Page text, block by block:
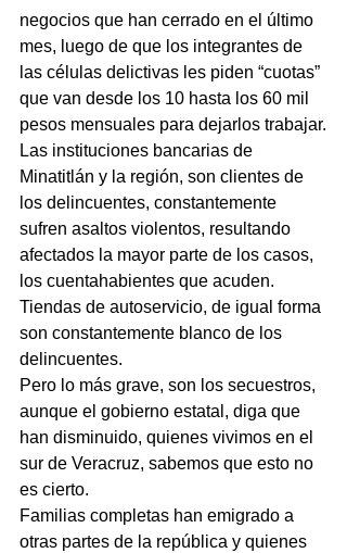
negocios que han cerrado en el último
mes, luego de que los integrantes de
las células delictivas les piden “cuotas”
que van desde los 10 hasta los 60 mil
pesos mensuales para dejarlos trabajar.
Las instituciones bancarias de
Minatitlán y la región, son clientes de
los delincuentes, constantemente
sufren asaltos violentos, resultando
afectados la mayor parte de los casos,
los cuentahabientes que acuden.
Tiendas de autoservicio, de igual forma
son constantemente blanco de los
delincuentes.
Pero lo más grave, son los secuestros,
aunque el gobierno estatal, diga que
han disminuido, quienes vivimos en el
sur de Veracruz, sabemos que esto no
es cierto.
Familias completas han emigrado a
otras partes de la república y quienes